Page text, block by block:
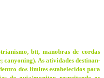
btt, manobras de cordas
As atividades destinan-
dos limites estabelecidos para